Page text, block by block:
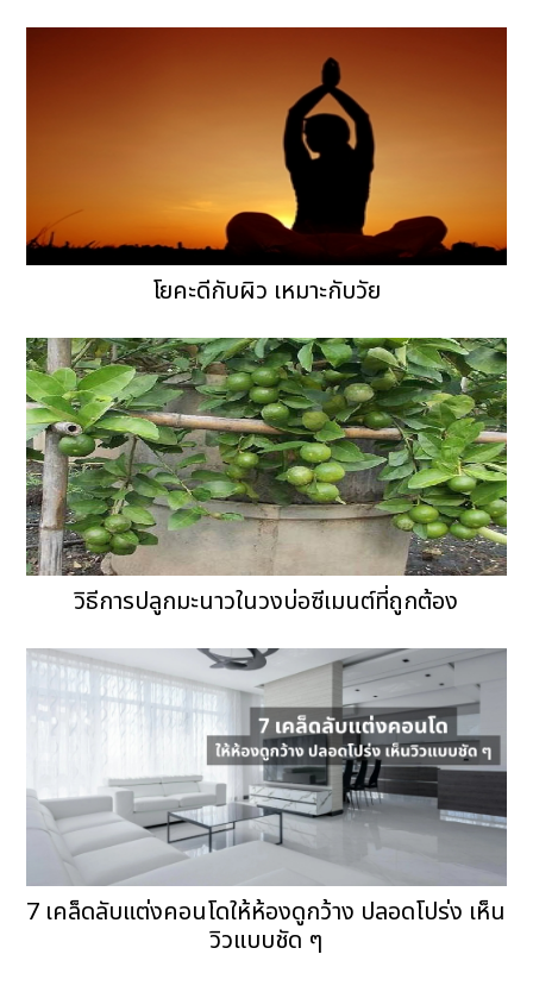
โยคะดีกับผิว เหมาะกับวัย
วิธีการปลูกมะนาวในวงบ่อซีเมนต์ที่ถูกต้อง
7 เคล็ดลับแต่งคอนโดให้ห้องดูกว้าง ปลอดโปร่ง เห็น
วิวแบบชัด ๆ